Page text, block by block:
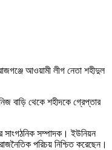
আওয়ামী লীগ নেতা শহীদুল
বাড়ি থেকে শহীদকে গ্রেপ্তার
সাংগঠনিক সম্পাদক। ইউনিয়ন
পরিচয় নিশ্চিত করেছেন।